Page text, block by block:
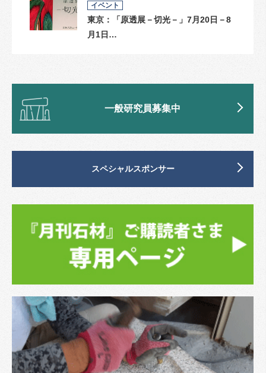
イベント
東京：「原透展－切光－」7月20日－8
月1日…
一般研究員募集中
スペシャルスポンサー